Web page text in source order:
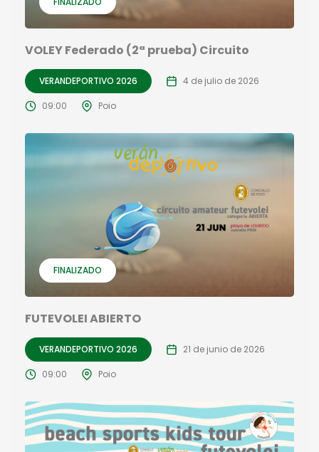
VOLEY Federado (2ª prueba) Circuito
VERANDEPORTIVO 2026 4 de julio de 2026
09:00 Poio
FINALIZADO
FUTEVOLEI ABIERTO
VERANDEPORTIVO 2026 21 de junio de 2026
09:00 Poio